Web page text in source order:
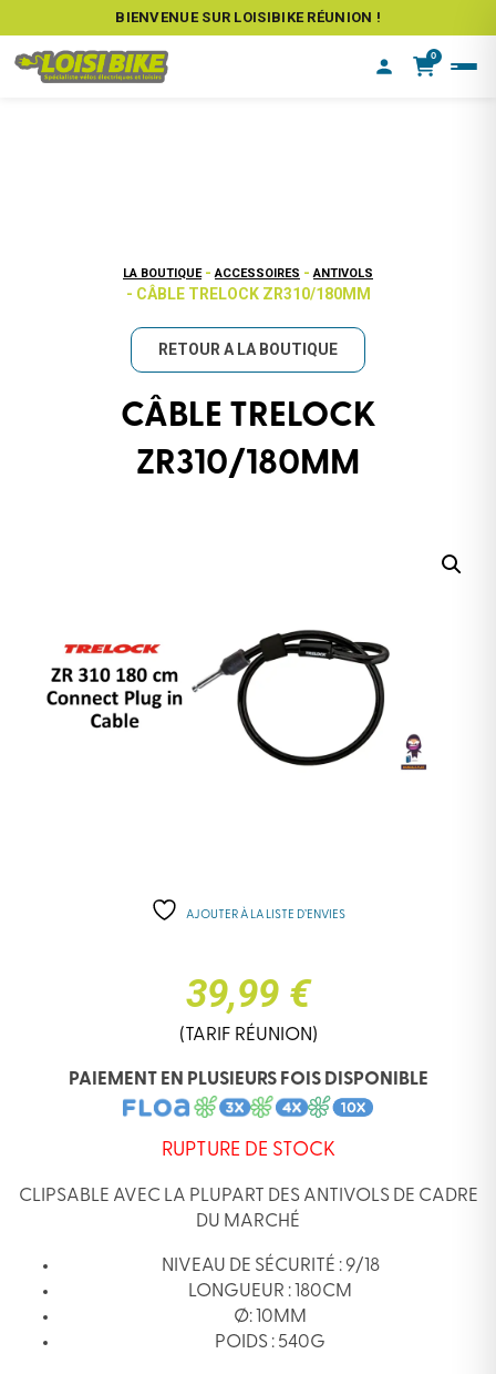
BIENVENUE SUR LOISIBIKE RÉUNION !
0
LA BOUTIQUE - ACCESSOIRES - ANTIVOLS
- CÂBLE TRELOCK ZR310/180MM
RETOUR A LA BOUTIQUE
CÂBLE TRELOCK
ZR310/180MM
AJOUTER À LA LISTE D’ENVIES
39,99 €
(TARIF RÉUNION)
PAIEMENT EN PLUSIEURS FOIS DISPONIBLE
RUPTURE DE STOCK
CLIPSABLE AVEC LA PLUPART DES ANTIVOLS DE CADRE
DU MARCHÉ
NIVEAU DE SÉCURITÉ : 9/18
LONGUEUR : 180CM
Ø: 10MM
POIDS : 540G